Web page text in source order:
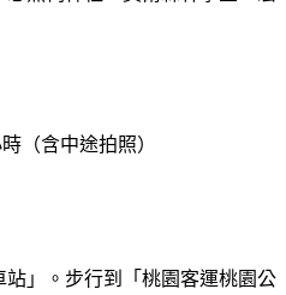
（含中途拍照）
」。步行到「桃園客運桃園公